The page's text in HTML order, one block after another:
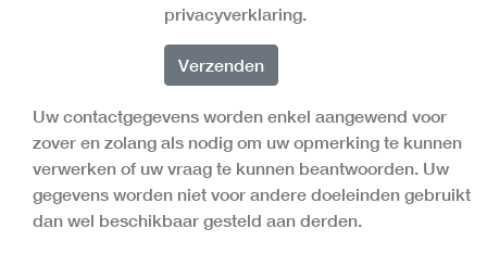
privacyverklaring.
Verzenden
Uw contactgegevens worden enkel aangewend voor
zover en zolang als nodig om uw opmerking te kunnen
verwerken of uw vraag te kunnen beantwoorden. Uw
gegevens worden niet voor andere doeleinden gebruikt
dan wel beschikbaar gesteld aan derden.